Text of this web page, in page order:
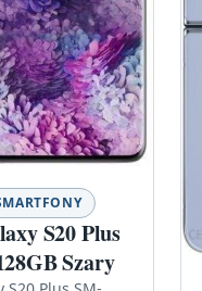
S20 Plus
Szary